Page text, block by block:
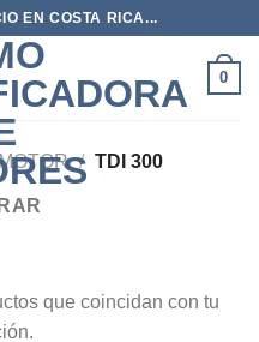
EN COSTA RICA...
0
/ TDI 300
que coincidan con tu